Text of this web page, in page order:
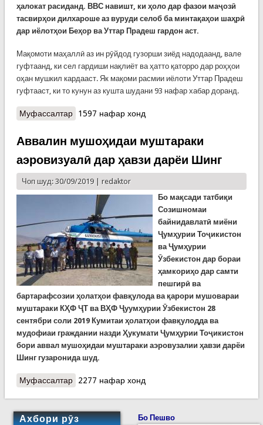
ҳалокат расиданд. ВВС навишт, ки ҳоло дар фазои маҷозӣ
тасвирҳои дилхароше аз вуруди селоб ба минтақаҳои шаҳрӣ
дар иёлотҳои Беҳор ва Уттар Прадеш гардон аст.
Мақомоти маҳаллӣ аз ин рӯйдод гузорши зиёд надодаанд, вале
гуфтаанд, ки сел гардиши нақлиёт ва ҳатто қаторро дар роҳҳои
оҳан мушкил кардааст. Як мақоми расмии иёлоти Уттар Прадеш
гуфтааст, ки то кунун аз кушта шудани 93 нафар хабар доранд.
Муфассалтаро Сели азим дар иёлоти Ҳинд беш аз сад
1597 нафар хонд
Аввалин мушоҳидаи муштараки
аэровизуалӣ дар ҳавзи дарёи Шинг
Чоп шуд: 30/09/2019 | redaktor
Бо мақсади татбиқи
Созишномаи
байнидавлатӣ миёни
Ҷумҳурии Тоҷикистон
ва Ҷумҳурии
Ӯзбекистон дар бораи
ҳамкориҳо дар самти
пешгирӣ ва
бартарафсозии ҳолатҳои фавқулода ва қарори мушовараи
муштараки КҲФ ҶТ ва ВҲФ Ҷуумҳурии Ӯзбекистон 28
сентябри соли 2019 Кумитаи ҳолатҳои фавқулодда ва
мудофиаи граждании назди Ҳукумати Ҷумҳурии Тоҷикистон
бори аввал мушоҳидаи муштараки аэровузалии ҳавзи дарёи
Шинг гузаронида шуд.
Муфассалтаро Аввалин мушоҳидаи муштараки аэровизуалӣ
2277 нафар хонд
Ахбори рӯз Бо Пешво